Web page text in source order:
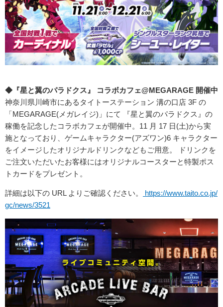
◆『星と翼のパラドクス』 コラボカフェ@MEGARAGE 開催中
神奈川県川崎市にあるタイトーステーション 溝の口店 3F の
「MEGARAGE(メガレイジ)」にて 『星と翼のパラドクス』の
稼働を記念したコラボカフェが開催中。11 月 17 日(土)から実
施となっており、ゲームキャラクター(アズワン)6 キャラクター
をイメージしたオリジナルドリンクなどもご用意。 ドリンクを
ご注文いただいたお客様にはオリジナルコースターと特製ポス
トカードをプレゼント。
詳細は以下の URL よりご確認ください。
https://www.taito.co.jp/
gc/news/3521